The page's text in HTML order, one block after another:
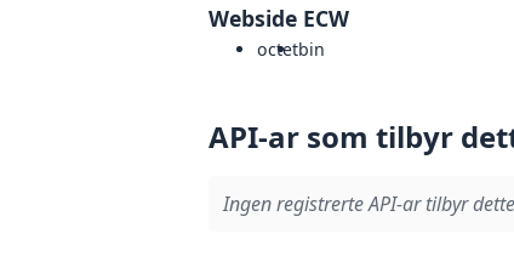
Webside ECW
octetbin
API-ar som tilbyr
Ingen registrerte API-ar tilbyr